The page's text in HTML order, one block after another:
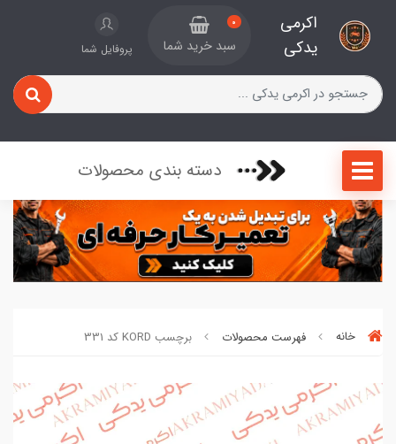
اکرمی
یدکی
0
سبد خرید شما پروفایل شما
دسته بندی محصولات
خانه فهرست محصولات برچسب KORD کد 331